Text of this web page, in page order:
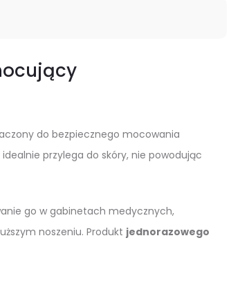
do bezpiecznego mocowania
przylega do skóry, nie powodując
go w gabinetach medycznych,
noszeniu. Produkt jednorazowego